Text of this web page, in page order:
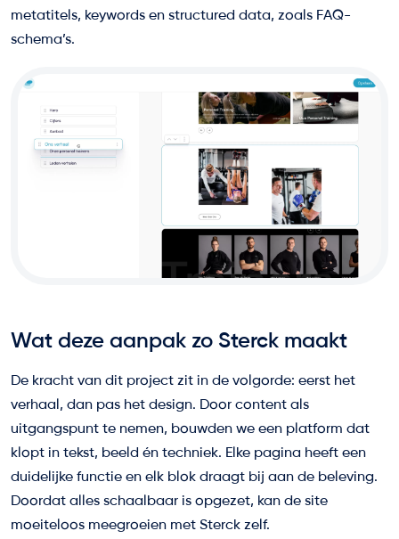
metatitels, keywords en structured data, zoals FAQ-
schema’s.
Wat deze aanpak zo Sterck maakt
De kracht van dit project zit in de volgorde: eerst het
verhaal, dan pas het design. Door content als
uitgangspunt te nemen, bouwden we een platform dat
klopt in tekst, beeld én techniek. Elke pagina heeft een
duidelijke functie en elk blok draagt bij aan de beleving.
Doordat alles schaalbaar is opgezet, kan de site
moeiteloos meegroeien met Sterck zelf.